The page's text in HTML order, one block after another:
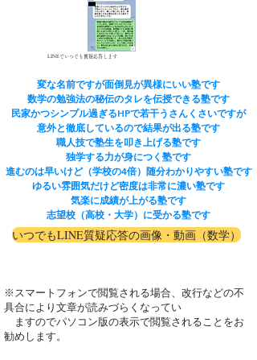
LINEでいつでも質疑応答します
変な名前ですが面倒見が異様にいい塾です
​数学の勉強法の秘伝のタレを伝授できる塾です
民家かつシンプル過ぎるHPで若干うさんくさいですが
​意外と徹底しているので結果が出る塾です
​職人技で塾生を叩き上げる塾です
​独学する力が身につく塾です
進むのは早いけど（学校の4倍）随分わかりやすい塾です
ゆるい雰囲気だけど密度は非常に濃い塾です
気楽に成績が上がる塾です
志望校（高校・大学）に受かる塾です
いつでもLINE質疑応答の画像・動画（数学）
※スマートフォンで閲覧される場合、改行などの不
具合により文章が読みづらくなってい
ますのでパソコン版の表示で閲覧されることをお
勧めします。